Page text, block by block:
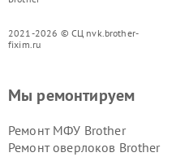
2021-2026 © СЦ nvk.brother-
fixim.ru
Мы ремонтируем
Ремонт МФУ Brother
Ремонт оверлоков Brother